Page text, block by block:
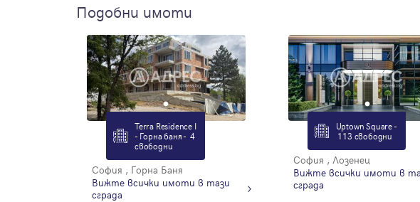
Подобни имоти
Terra Residence I
- Горна баня - 4
свободни
София , Горна Баня
Вижте всички имоти в тази
сграда
Uptown Square -
113 свободни
София , Лозенец
Вижте всички имоти в
сграда